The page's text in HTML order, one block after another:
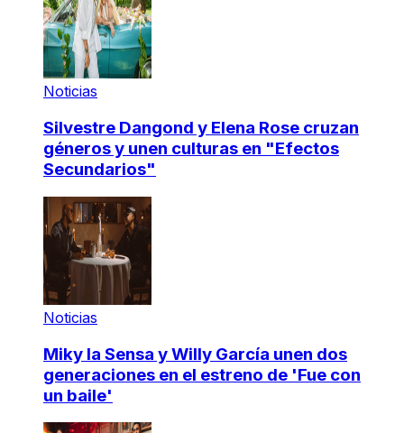
Noticias
Silvestre Dangond y Elena Rose cruzan
géneros y unen culturas en "Efectos
Secundarios"
Noticias
Miky la Sensa y Willy García unen dos
generaciones en el estreno de 'Fue con
un baile'